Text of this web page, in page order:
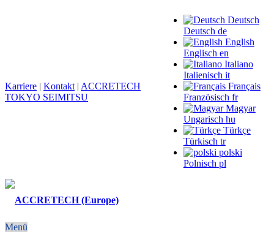
Deutsch
Deutsch de
English
Englisch en
Italiano
Italienisch it
Français
Französisch fr
Magyar
Ungarisch hu
Türkçe
Türkisch tr
polski
Polnisch pl
Karriere | Kontakt | ACCRETECH
TOKYO SEIMITSU
Menü